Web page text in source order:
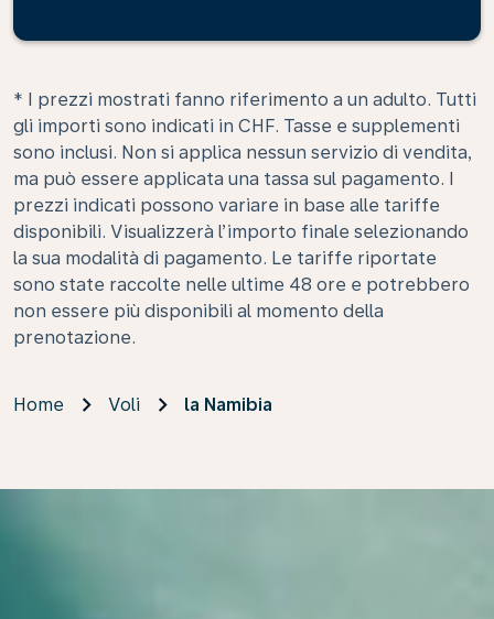
* I prezzi mostrati fanno riferimento a un adulto. Tutti
gli importi sono indicati in CHF. Tasse e supplementi
sono inclusi. Non si applica nessun servizio di vendita,
ma può essere applicata una tassa sul pagamento. I
prezzi indicati possono variare in base alle tariffe
disponibili. Visualizzerà l’importo finale selezionando
la sua modalità di pagamento. Le tariffe riportate
sono state raccolte nelle ultime 48 ore e potrebbero
non essere più disponibili al momento della
prenotazione.
Home Voli la Namibia